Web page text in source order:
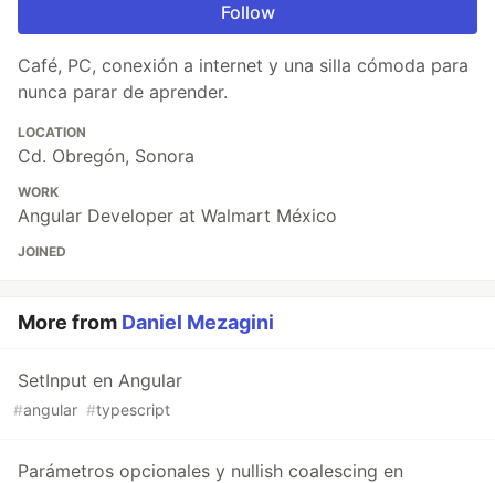
Follow
Café, PC, conexión a internet y una silla cómoda para
nunca parar de aprender.
LOCATION
Cd. Obregón, Sonora
WORK
Angular Developer at Walmart México
JOINED
More from Daniel Mezagini
SetInput en Angular
#angular #typescript
Parámetros opcionales y nullish coalescing en